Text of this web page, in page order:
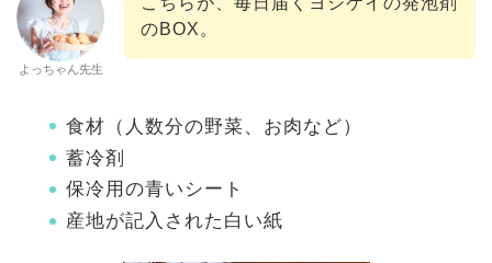
よっちゃん先生
のBOX。
食材（人数分の野菜、お肉など）
蓄冷剤
保冷用の青いシート
産地が記入された白い紙